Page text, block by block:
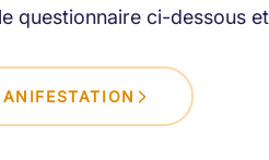
questionnaire ci-dessous